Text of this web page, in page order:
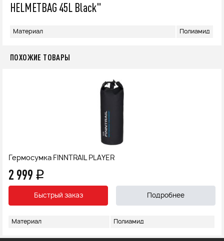
HELMETBAG 45L Black"
Материал Полиамид
ПОХОЖИЕ ТОВАРЫ
Гермосумка FINNTRAIL PLAYER
2 999 q
Быстрый заказ Подробнее
Материал Полиамид